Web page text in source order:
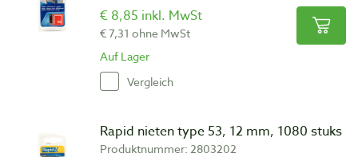
€ 8,85 inkl. MwSt
€ 7,31 ohne MwSt
Auf Lager
Vergleich
Rapid nieten type 53, 12 mm, 1080 stuks
Produktnummer: 2803202